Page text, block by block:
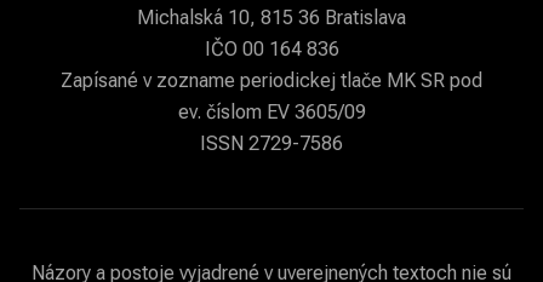
Michalská 10, 815 36 Bratislava
IČO 00 164 836
Zapísané v zozname periodickej tlače MK SR pod
ev. číslom EV 3605/09
ISSN 2729-7586
Názory a postoje vyjadrené v uverejnených textoch nie sú